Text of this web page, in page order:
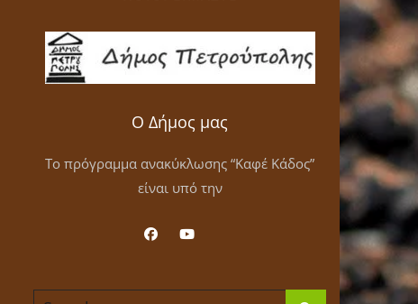
Ο Δήμος μας
Το πρόγραμμα ανακύκλωσης “Καφέ Κάδος”
είναι υπό την
Search